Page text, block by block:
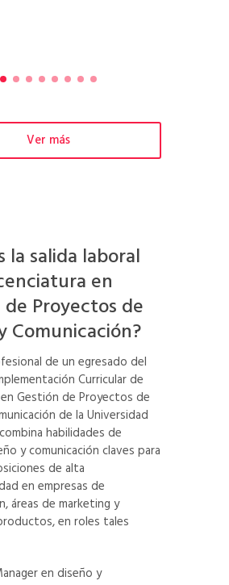
Ver más
la salida laboral
en
Proyectos de
Comunicación?
de un egresado del
Curricular de
Gestión de Proyectos de
de la Universidad
habilidades de
y comunicación claves para
de alta
en empresas de
áreas de marketing y
en roles tales
en diseño y